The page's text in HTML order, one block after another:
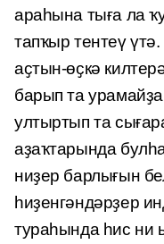
араһына тыға ла
тапҡыр тентеү
аҫтын-өҫкә
барып та
ултыртып та
аҙаҡтарында
ниҙер барлығын
һиҙенгәндәрҙер
тураһында һис ни